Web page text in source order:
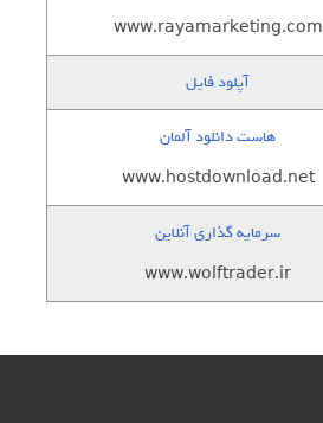
www.rayamarketing.com
آپلود فایل
هاست دانلود آلمان
www.hostdownload.net
سرمایه گذاری آنلاین
www.wolftrader.ir